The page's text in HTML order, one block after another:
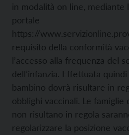
in modalità on line, mediante
portale
https://
requisito della conformità
l’accesso alla frequenza del
dell’infanzia. Effettuata quindi
bambino dovrà risultare in
obblighi vaccinali. Le famiglie
non risultano in regola
regolarizzare la posizione